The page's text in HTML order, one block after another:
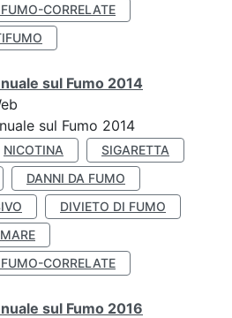
CORRELATE
sul Fumo 2014
sul Fumo 2014
NICOTINA
SIGARETTA
DANNI DA FUMO
DIVIETO DI FUMO
CORRELATE
sul Fumo 2016